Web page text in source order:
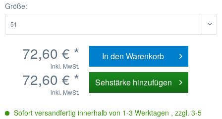
Größe:
72,60 € *
inkl. MwSt.
In den Warenkorb
72,60 € *
inkl. MwSt.
Sehstärke hinzufügen
Sofort versandfertig innerhalb von 1-3 Werktagen , zzgl. 3-5